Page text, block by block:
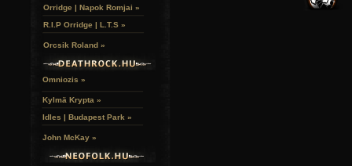
Orridge | Napok Romjai »
R.I.P Orridge | L.T.S »
Orcsik Roland »
Omniozis »
Kylmä Krypta »
Idles | Budapest Park »
John McKay »